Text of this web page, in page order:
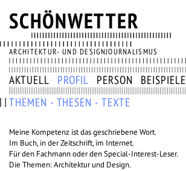
SCHÖNWETTER
ARCHITEKTUR- UND DESIGNJOURNALISMUS
AKTUELL PROFIL PERSON BEISPIELE
THEMEN - THESEN - TEXTE
Meine Kompetenz ist das geschriebene Wort.
Im Buch, in der Zeitschrift, im Internet.
Für den Fachmann oder den Special-Interest-Leser.
Die Themen: Architektur und Design.